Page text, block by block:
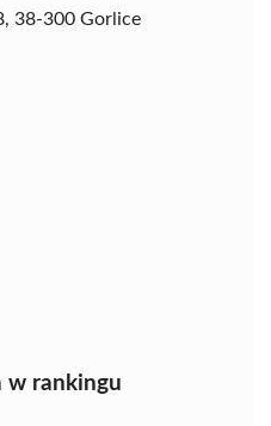
38-300 Gorlice
w rankingu